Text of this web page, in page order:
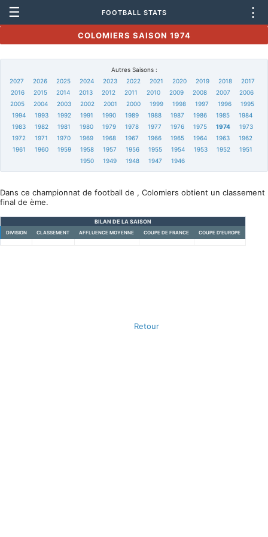
☰ FOOTBALL STATS ⋮
COLOMIERS SAISON 1974
Autres Saisons :
2027
2026 2025 2024 2023 2022 2021 2020 2019 2018
2017
2016
2015 2014 2013 2012 2011 2010 2009 2008 2007
2006
2005
2004 2003 2002 2001 2000 1999 1998 1997 1996
1995
1994
1993 1992 1991 1990 1989 1988 1987 1986 1985
1984
1983
1982 1981 1980 1979 1978 1977 1976 1975 1974
1973
1972
1971 1970 1969 1968 1967 1966 1965 1964 1963
1962
1961
1960 1959 1958 1957 1956 1955 1954 1953 1952
1951
1950
1949 1948 1947 1946
Dans ce championnat de football de , Colomiers obtient un classement
final de ème.
BILAN DE LA SAISON
DIVISION CLASSEMENT AFFLUENCE MOYENNE COUPE DE FRANCE COUPE D'EUROPE
Retour